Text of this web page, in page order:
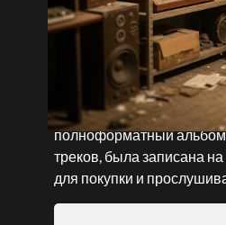
Российская Alternative
полноформатный альбом,
треков, была записана
для покупки и